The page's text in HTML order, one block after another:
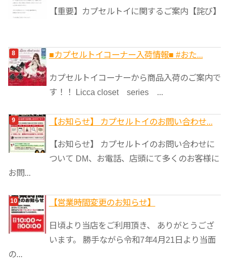
【重要】カプセルトイに関するご案内【詫び】
■カプセルトイコーナー入荷情報■ #おた...
カプセルトイコーナーから商品入荷のご案内で
す！！ Licca closet series ...
【お知らせ】 カプセルトイのお問い合わせ...
【お知らせ】 カプセルトイのお問い合わせに
ついて DM、お電話、店頭にて多くのお客様に
お問...
【営業時間変更のお知らせ】
日頃より当店をご利用頂き、 ありがとうござ
います。 勝手ながら令和7年4月21日より当面
の...